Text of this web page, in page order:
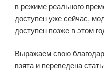
в режиме реального
доступен уже сейчас,
доступен позже в этом
Выражаем свою
взята и переведена